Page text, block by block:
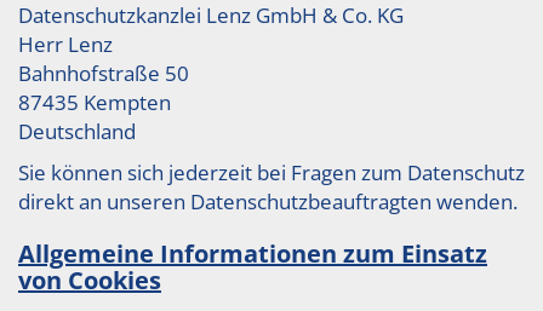
Datenschutzkanzlei Lenz GmbH & Co. KG
Herr Lenz
Bahnhofstraße 50
87435 Kempten
Deutschland
Sie können sich jederzeit bei Fragen zum Datenschutz
direkt an unseren Datenschutzbeauftragten wenden.
Allgemeine Informationen zum Einsatz
von Cookies